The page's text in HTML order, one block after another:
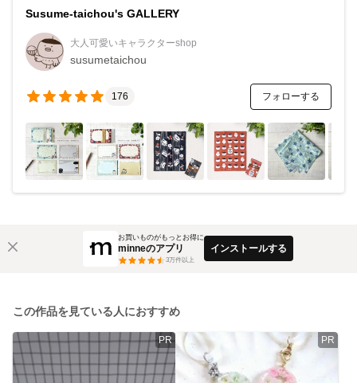
Susume-taichou's GALLERY
大人可愛いキャラクターshop
susumetaichou
176 フォローする
お買いものがもっとお得に
minneのアプリ
3万件以上
インストールする
この作品を見ている人におすすめ
PR PR